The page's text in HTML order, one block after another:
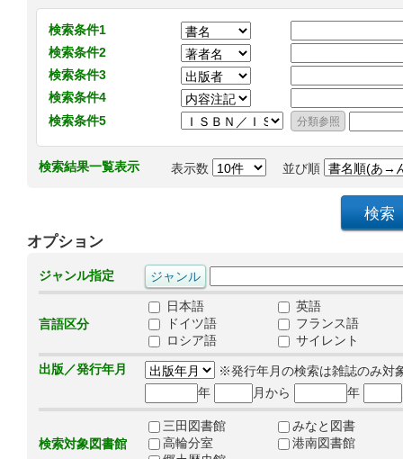
検索条件1
検索条件2
検索条件3
検索条件4
検索条件5
検索結果一覧表示 表示数 並び順
オプション
ジャンル指定
言語区分
日本語
英語
ドイツ語
フランス語
ロシア語
サイレント
出版／発行年月
※発行年月の検索は雑誌のみ対
年
月から 年
検索対象図書館
三田図書館
みなと図書
高輪分室
港南図書館